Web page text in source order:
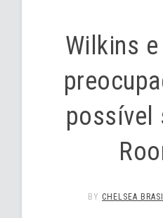
Wilkins
possível
BY CHELSEA